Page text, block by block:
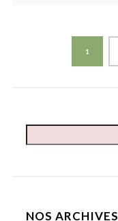
1
NOS ARCHIVES